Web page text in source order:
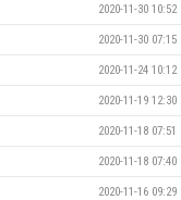
2020-11-30 10:52
2020-11-30 07:15
2020-11-24 10:12
2020-11-19 12:30
2020-11-18 07:51
2020-11-18 07:40
2020-11-16 09:29